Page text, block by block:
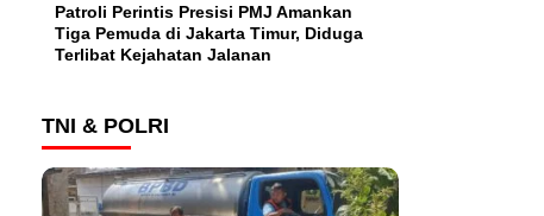
Patroli Perintis Presisi PMJ Amankan
Tiga Pemuda di Jakarta Timur, Diduga
Terlibat Kejahatan Jalanan
TNI & POLRI